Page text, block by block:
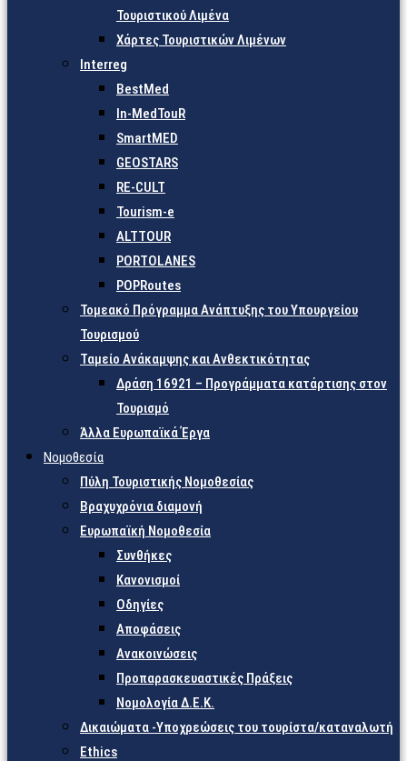
Τουριστικού Λιμένα
Χάρτες Τουριστικών Λιμένων
Interreg
BestMed
In-MedTouR
SmartMED
GEOSTARS
RE-CULT
Tourism-e
ALTTOUR
PORTOLANES
POPRoutes
Τομεακό Πρόγραμμα Ανάπτυξης του Υπουργείου
Τουρισμού
Ταμείο Ανάκαμψης και Ανθεκτικότητας
Δράση 16921 – Προγράμματα κατάρτισης στον
Τουρισμό
Άλλα Ευρωπαϊκά Έργα
Νομοθεσία
Πύλη Τουριστικής Νομοθεσίας
Βραχυχρόνια διαμονή
Ευρωπαϊκή Νομοθεσία
Συνθήκες
Κανονισμοί
Οδηγίες
Αποφάσεις
Ανακοινώσεις
Προπαρασκευαστικές Πράξεις
Νομολογία Δ.Ε.Κ.
Δικαιώματα -Υποχρεώσεις του τουρίστα/καταναλωτή
Ethics